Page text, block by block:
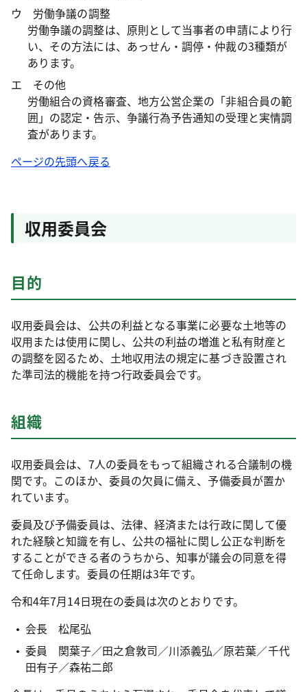
ウ 労働争議の調整
労働争議の調整は、原則として当事者の申請により行
い、その方法には、あっせん・調停・仲裁の3種類が
あります。
エ その他
労働組合の資格審査、地方公営企業の「非組合員の範
囲」の認定・告示、争議行為予告通知の受理と実情調
査があります。
ページの先頭へ戻る
収用委員会
目的
収用委員会は、公共の利益となる事業に必要な土地等の
収用または使用に関し、公共の利益の増進と私有財産と
の調整を図るため、土地収用法の規定に基づき設置され
た準司法的機能を持つ行政委員会です。
組織
収用委員会は、7人の委員をもって組織される合議制の機
関です。このほか、委員の欠員に備え、予備委員が置か
れています。
委員及び予備委員は、法律、経済または行政に関して優
れた経験と知識を有し、公共の福祉に関し公正な判断を
することができる者のうちから、知事が議会の同意を得
て任命します。委員の任期は3年です。
令和4年7月14日現在の委員は次のとおりです。
会長 松尾弘
委員 関葉子／田之倉敦司／川添義弘／原若葉／千代
田有子／森祐二郎